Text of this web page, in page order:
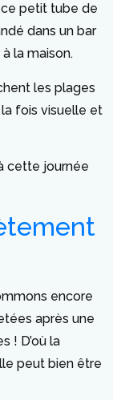
petit tube de
dans un bar
la maison.
les plages
fois visuelle et
cette journée
encore
après une
! D’où la
peut bien être